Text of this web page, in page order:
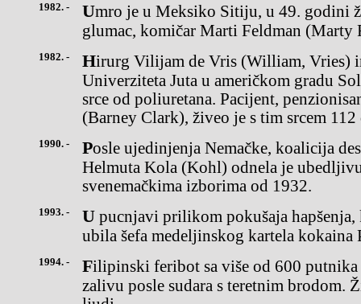
1982. - Umro je u Meksiko Sitiju, u 49. godini života, britanski filmski
glumac, komičar Marti Feldman (Marty
1982. - Hirurg Vilijam de Vris (William, Vries) implementirao je na klinici
Univerziteta Juta u američkom gradu
srce od poliuretana. Pacijent,
(Barney Clark), živeo je s tim srcem 112
1990. - Posle ujedinjenja Nemačke, koalicija desnog centra kancelara
Helmuta Kola (Kohl) odnela je
svenemačkima izborima od 1932.
1993. - U pucnjavi prilikom pokušaja hapšenja, kolumbijska policija je
ubila šefa medeljinskog kartela kokaina
1994. - Filipinski feribot sa više od 600 putnika potonuo je u Manilskom
zalivu posle sudara s teretnim brodom.